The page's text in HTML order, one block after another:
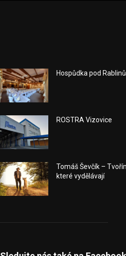
Hospůdka pod Rablinů
ROSTRA Vizovice
Tomáš Ševčík –
které vydělávají